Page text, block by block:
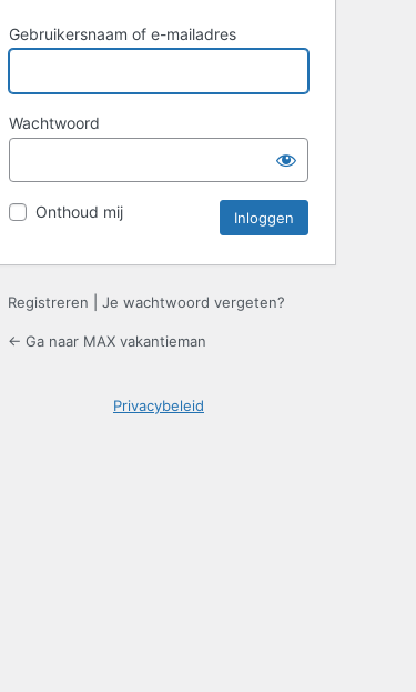
Gebruikersnaam of e-mailadres
Wachtwoord
Onthoud mij
Registreren Je wachtwoord vergeten?
← Ga naar MAX vakantieman
Privacybeleid